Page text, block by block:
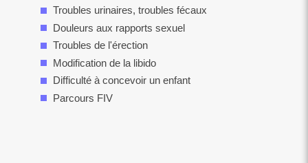
Troubles urinaires, troubles fécaux
Douleurs aux rapports sexuel
Troubles de l'érection
Modification de la libido
Difficulté à concevoir un enfant
Parcours FIV